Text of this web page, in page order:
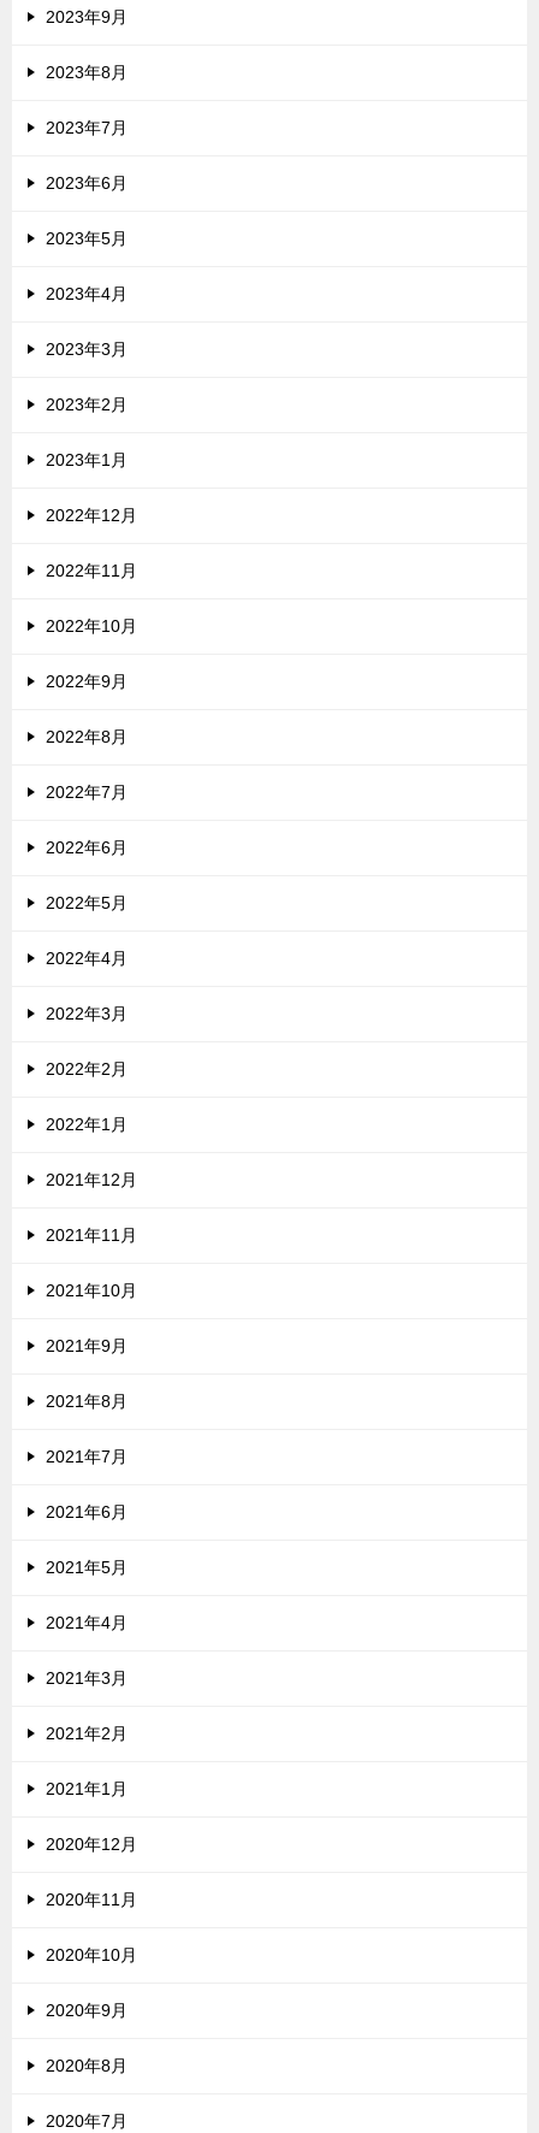
2023年9月
2023年8月
2023年7月
2023年6月
2023年5月
2023年4月
2023年3月
2023年2月
2023年1月
2022年12月
2022年11月
2022年10月
2022年9月
2022年8月
2022年7月
2022年6月
2022年5月
2022年4月
2022年3月
2022年2月
2022年1月
2021年12月
2021年11月
2021年10月
2021年9月
2021年8月
2021年7月
2021年6月
2021年5月
2021年4月
2021年3月
2021年2月
2021年1月
2020年12月
2020年11月
2020年10月
2020年9月
2020年8月
2020年7月